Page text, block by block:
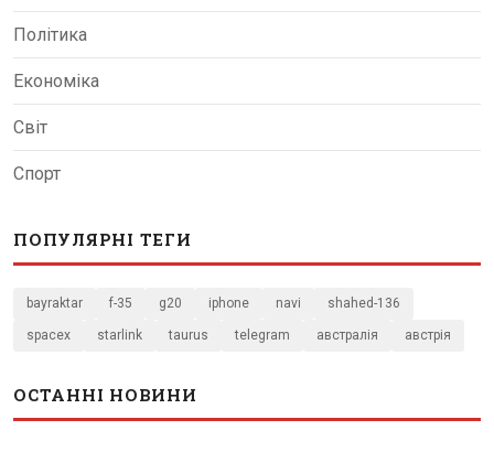
Політика
Економіка
Світ
Спорт
ПОПУЛЯРНІ ТЕГИ
bayraktar f-35 g20 iphone navi shahed-136
spacex starlink taurus telegram австралія австрія
ОСТАННІ НОВИНИ